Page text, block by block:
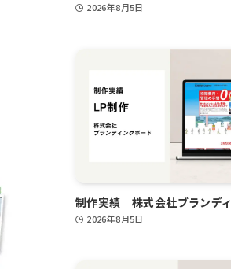
2026年8月5日
制作実績 株式会社ブランデ
2026年8月5日